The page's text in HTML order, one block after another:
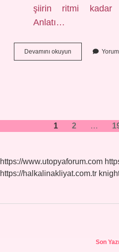
şiirin ritmi kadar
Anlatı…
Devamını okuyun
tuzu
1 2 …
https://www.utopyaforum.com
https://halkalinakliyat.com.tr
Son